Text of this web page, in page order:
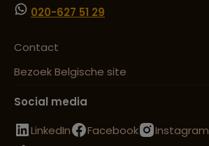
020-627 51 29
Contact
Bezoek Belgische site
Social media
LinkedIn
Facebook Instagram